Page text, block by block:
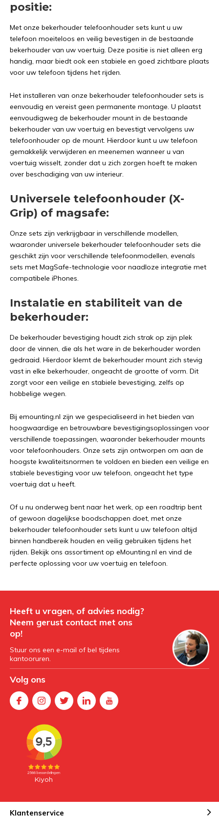
positie:
Met onze bekerhouder telefoonhouder sets kunt u uw
telefoon moeiteloos en veilig bevestigen in de bestaande
bekerhouder van uw voertuig. Deze positie is niet alleen erg
handig, maar biedt ook een stabiele en goed zichtbare plaats
voor uw telefoon tijdens het rijden.
Het installeren van onze bekerhouder telefoonhouder sets is
eenvoudig en vereist geen permanente montage. U plaatst
eenvoudigweg de bekerhouder mount in de bestaande
bekerhouder van uw voertuig en bevestigt vervolgens uw
telefoonhouder op de mount. Hierdoor kunt u uw telefoon
gemakkelijk verwijderen en meenemen wanneer u van
voertuig wisselt, zonder dat u zich zorgen hoeft te maken
over beschadiging van uw interieur.
Universele telefoonhouder (X-
Grip) of magsafe:
Onze sets zijn verkrijgbaar in verschillende modellen,
waaronder universele bekerhouder telefoonhouder sets die
geschikt zijn voor verschillende telefoonmodellen, evenals
sets met MagSafe-technologie voor naadloze integratie met
compatibele iPhones.
Instalatie en stabiliteit van de
bekerhouder:
De bekerhouder bevestiging houdt zich strak op zijn plek
door de vinnen, die als het ware in de bekerhouder worden
gedraaid. Hierdoor klemt de bekerhouder mount zich stevig
vast in elke bekerhouder, ongeacht de grootte of vorm. Dit
zorgt voor een veilige en stabiele bevestiging, zelfs op
hobbelige wegen.
Bij emounting.nl zijn we gespecialiseerd in het bieden van
hoogwaardige en betrouwbare bevestigingsoplossingen voor
verschillende toepassingen, waaronder bekerhouder mounts
voor telefoonhouders. Onze sets zijn ontworpen om aan de
hoogste kwaliteitsnormen te voldoen en bieden een veilige en
stabiele bevestiging voor uw telefoon, ongeacht het type
voertuig dat u heeft.
Of u nu onderweg bent naar het werk, op een roadtrip bent
of gewoon dagelijkse boodschappen doet, met onze
bekerhouder telefoonhouder sets kunt u uw telefoon altijd
binnen handbereik houden en veilig gebruiken tijdens het
rijden. Bekijk ons assortiment op eMounting.nl en vind de
perfecte oplossing voor uw voertuig en telefoon.
Heeft u vragen, of advies nodig?
Neem gerust contact met ons
op!
Stuur ons een e-mail of bel tijdens
kantooruren.
Volg ons
Klantenservice